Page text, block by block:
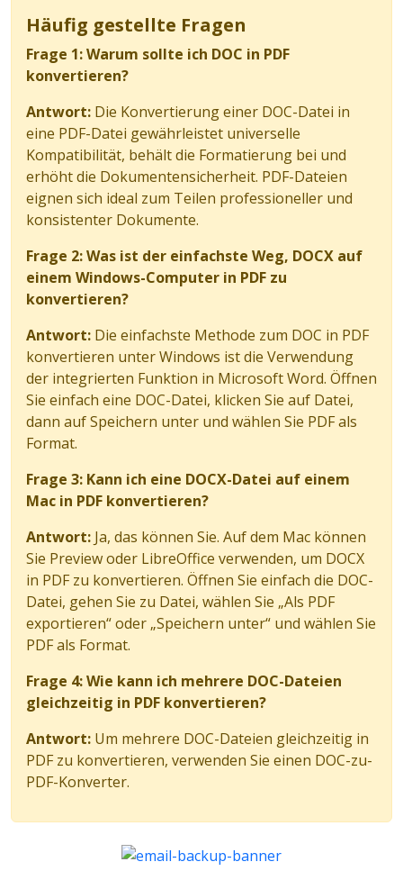
Häufig gestellte Fragen
Frage 1: Warum sollte ich DOC in PDF
konvertieren?
Antwort: Die Konvertierung einer DOC-Datei in
eine PDF-Datei gewährleistet universelle
Kompatibilität, behält die Formatierung bei und
erhöht die Dokumentensicherheit. PDF-Dateien
eignen sich ideal zum Teilen professioneller und
konsistenter Dokumente.
Frage 2: Was ist der einfachste Weg, DOCX auf
einem Windows-Computer in PDF zu
konvertieren?
Antwort: Die einfachste Methode zum DOC in PDF
konvertieren unter Windows ist die Verwendung
der integrierten Funktion in Microsoft Word. Öffnen
Sie einfach eine DOC-Datei, klicken Sie auf Datei,
dann auf Speichern unter und wählen Sie PDF als
Format.
Frage 3: Kann ich eine DOCX-Datei auf einem
Mac in PDF konvertieren?
Antwort: Ja, das können Sie. Auf dem Mac können
Sie Preview oder LibreOffice verwenden, um DOCX
in PDF zu konvertieren. Öffnen Sie einfach die DOC-
Datei, gehen Sie zu Datei, wählen Sie „Als PDF
exportieren“ oder „Speichern unter“ und wählen Sie
PDF als Format.
Frage 4: Wie kann ich mehrere DOC-Dateien
gleichzeitig in PDF konvertieren?
Antwort: Um mehrere DOC-Dateien gleichzeitig in
PDF zu konvertieren, verwenden Sie einen DOC-zu-
PDF-Konverter.